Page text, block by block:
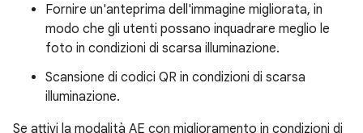
Fornire un'anteprima dell'immagine migliorata, in
modo che gli utenti possano inquadrare meglio le
foto in condizioni di scarsa illuminazione.
Scansione di codici QR in condizioni di scarsa
illuminazione.
Se attivi la modalità AE con miglioramento in condizioni di